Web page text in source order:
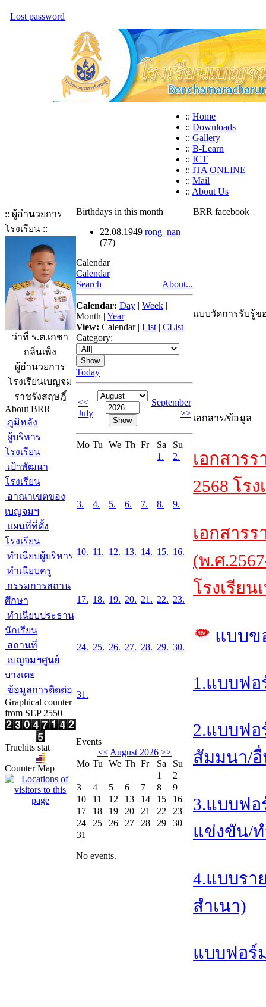
| Lost password
:: Home
:: Downloads
:: Gallery
:: B-Learn
:: ICT
:: ITA ONLINE
:: Mail
:: About Us
:: ผู้อำนวยการ
โรงเรียน ::
ว่าที่ ร.ต.เกชา
กลิ่นเพ็ง
ผู้อำนวยการ
โรงเรียนเบญจม
ราชรังสฤษฎิ์
About BRR
ภูมิหลัง
ผู้บริหาร
โรงเรียน
เป้าพัฒนา
โรงเรียน
อาณาเขตของ
เบญจมฯ
แผนที่ที่ตั้ง
โรงเรียน
ทำเนียบผู้บริหาร
ทำเนียบครู
กรรมการสถาน
ศึกษา
ทำเนียบประธาน
นักเรียน
สถานที่
เบญจมฯศูนย์
บางเตย
ข้อมูลการติดต่อ
Graphical counter
from SEP 2550
Truehits stat
Counter Map
Birthdays in this month
22.08.1949 rong_nan
(77)
Calendar
Calendar |
Search
About...
Calendar: Day | Week |
Month | Year
View: Calendar| List | CList
Category:
Today
<<
July
September
>>
Mo Tu We Th Fr Sa
Su
1.
2.
3. 4. 5. 6. 7. 8. 9.
10. 11. 12. 13. 14. 15. 16.
17. 18. 19. 20. 21. 22. 23.
24. 25. 26. 27. 28. 29. 30.
31.
Events
<< August 2026 >>
Mo Tu We Th Fr Sa
Su
1
2
3
4 5 6 7 8
9
10
11 12 13 14 15
16
17
18 19 20 21 22
23
24
25 26 27 28 29
30
31
No events.
BRR facebook
แบบวัดการรับรู้ข
เอกสาร/ข้อมูล
เอกสาร
2568 โร
เอกสาร
(พ.ศ
โรงเรีย
แบบข
1.แบบฟ
2.แบบฟ
สัมมนา/
3.แบบฟอ
แข่งขัน/
4.แบบรา
สำเนา)
แบบฟอร์